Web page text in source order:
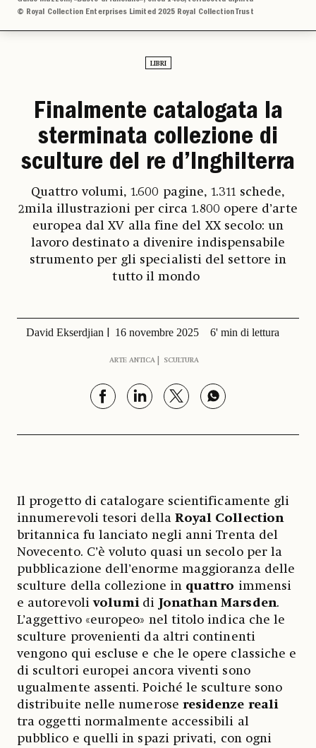
© Royal Collection Enterprises Limited 2025 Royal Collection Trust
LIBRI
Finalmente catalogata la
sterminata collezione di
sculture del re d’Inghilterra
Quattro volumi, 1.600 pagine, 1.311 schede,
2mila illustrazioni per circa 1.800 opere d’arte
europea dal XV alla fine del XX secolo: un
lavoro destinato a divenire indispensabile
strumento per gli specialisti del settore in
tutto il mondo
David Ekserdjian 16 novembre 2025 6' min di lettura
ARTE ANTICA SCULTURA
Il progetto di catalogare scientificamente gli
innumerevoli tesori della Royal Collection
britannica fu lanciato negli anni Trenta del
Novecento. C’è voluto quasi un secolo per la
pubblicazione dell’enorme maggioranza delle
sculture della collezione inquattro immensi
e autorevolivolumi di Jonathan Marsden.
L’aggettivo «europeo» nel titolo indica che le
sculture provenienti da altri continenti
vengono qui escluse e che le opere classiche e
di scultori europei ancora viventi sono
ugualmente assenti. Poiché le sculture sono
distribuite nelle numerose residenze reali
tra oggetti normalmente accessibili al
pubblico e quelli in spazi privati, con ogni